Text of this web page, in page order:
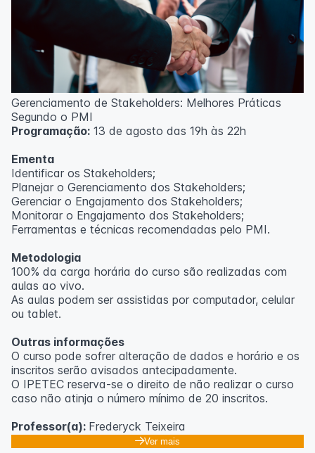
Metodologia
100% da carga horária do curso são realizadas com
aulas ao vivo.
As aulas podem ser assistidas por computador, celular
Outras informações
O curso pode sofrer alteração de dados e horário e os
inscritos serão avisados ​​antecipadamente.
O IPETEC reserva-se o direito de não realizar o curso
Professor(a):Frederyck Teixeira
Gerenciamento de Stakeholders: Melhores Práticas
Segundo o PMI
Programação: 13 de agosto das 19h às 22h
Ementa
Identificar os Stakeholders;
Planejar o Gerenciamento dos Stakeholders;
Gerenciar o Engajamento dos Stakeholders;
Monitorar o Engajamento dos Stakeholders;
Ferramentas e técnicas recomendadas pelo PMI.
Metodologia
100% da carga horária do curso são realizadas com
aulas ao vivo.
As aulas podem ser assistidas por computador, celular
ou tablet.
Outras informações
O curso pode sofrer alteração de dados e horário e os
inscritos serão avisados ​​antecipadamente.
O IPETEC reserva-se o direito de não realizar o curso
caso não atinja o número mínimo de 20 inscritos.
Professor(a): Frederyck Teixeira
Ver mais